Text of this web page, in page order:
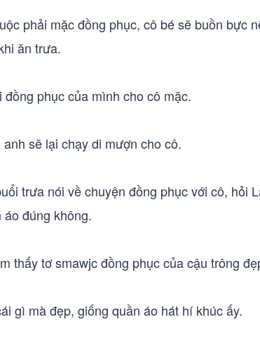
phải mặc đồng phục, cô bé sẽ buồn bực
ăn trưa.
phục của mình cho cô mặc.
sẽ lại chạy di mượn cho cô.
trưa nói về chuyện đồng phục với cô, hỏi
áo đúng không.
thấy tơ smawjc đồng phục của cậu trông
gì mà đẹp, giống quần áo hát hí khúc ấy.